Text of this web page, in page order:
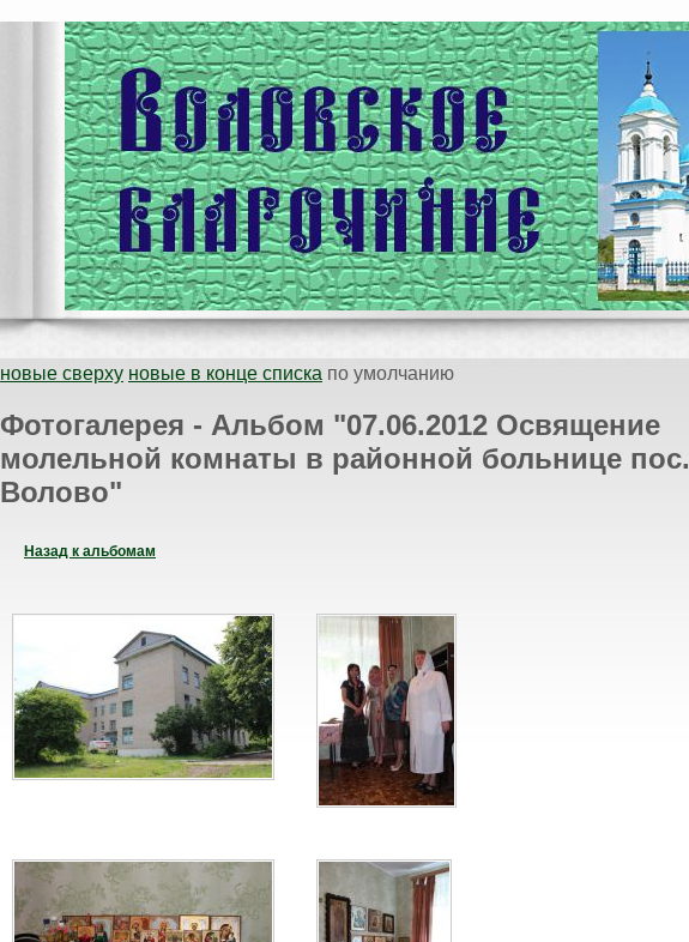
новые сверху новые в конце списка по умолчанию
Фотогалерея - Альбом "07.06.2012 Освящение
молельной комнаты в районной больнице пос.
Волово"
Назад к альбомам